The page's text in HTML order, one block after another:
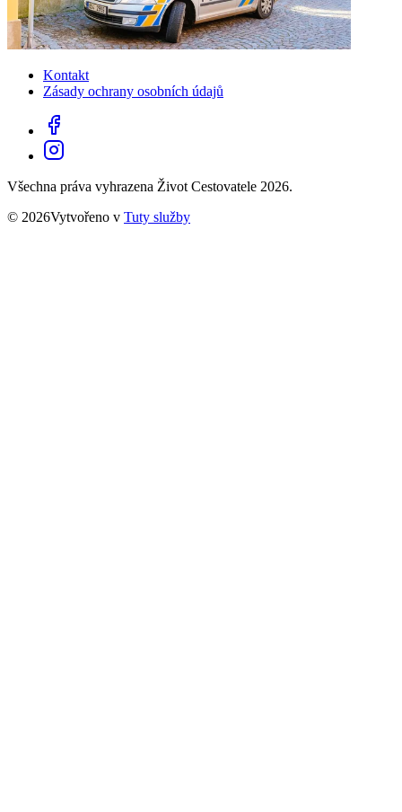
Kontakt
Zásady ochrany osobních údajů
Všechna práva vyhrazena Život Cestovatele 2026.
© 2026Vytvořeno v Tuty služby